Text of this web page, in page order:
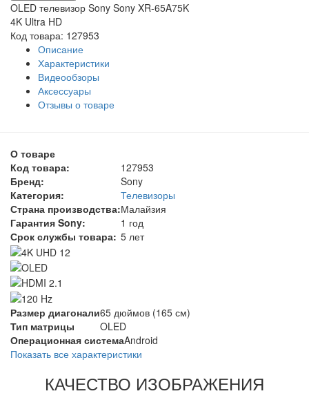
OLED телевизор Sony Sony XR-65A75K
4K Ultra HD
Код товара: 127953
Описание
Характеристики
Видеообзоры
Аксессуары
Отзывы о товаре
О товаре
Код товара:
127953
Бренд:
Sony
Категория:
Телевизоры
Страна производства:Малайзия
Гарантия Sony:
1 год
Срок службы товара: 5 лет
Размер диагонали65 дюймов (165 см)
Тип матрицы
OLED
Операционная системаAndroid
Показать все характеристики
КАЧЕСТВО ИЗОБРАЖЕНИЯ